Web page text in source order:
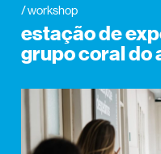
/ workshop
estação de
grupo coral do